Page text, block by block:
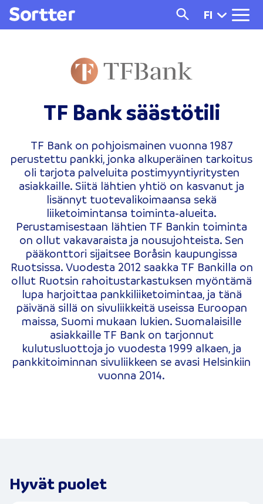
FI
TF Bank säästötili
TF Bank on pohjoismainen vuonna 1987
perustettu pankki, jonka alkuperäinen tarkoitus
oli tarjota palveluita postimyyntiyritysten
asiakkaille. Siitä lähtien yhtiö on kasvanut ja
lisännyt tuotevalikoimaansa sekä
liiketoimintansa toiminta-alueita.
Perustamisestaan lähtien TF Bankin toiminta
on ollut vakavaraista ja nousujohteista. Sen
pääkonttori sijaitsee Boråsin kaupungissa
Ruotsissa. Vuodesta 2012 saakka TF Bankilla on
ollut Ruotsin rahoitustarkastuksen myöntämä
lupa harjoittaa pankkiliiketoimintaa, ja tänä
päivänä sillä on sivuliikkeitä useissa Euroopan
maissa, Suomi mukaan lukien. Suomalaisille
asiakkaille TF Bank on tarjonnut
kulutusluottoja jo vuodesta 1999 alkaen, ja
pankkitoiminnan sivuliikkeen se avasi Helsinkiin
vuonna 2014.
Hyvät puolet